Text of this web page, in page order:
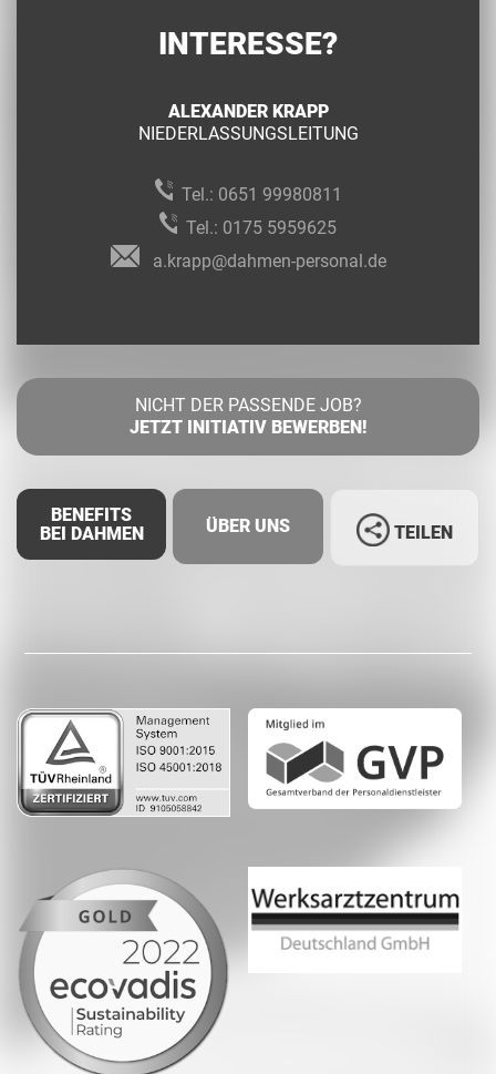
INTERESSE?
ALEXANDER KRAPP
NIEDERLASSUNGSLEITUNG
Tel.: 0651 99980811
Tel.: 0175 5959625
a.krapp@dahmen-personal.de
NICHT DER PASSENDE JOB?
JETZT INITIATIV BEWERBEN!
BENEFITS
BEI DAHMEN
ÜBER UNS
Whatsapp
TEILEN